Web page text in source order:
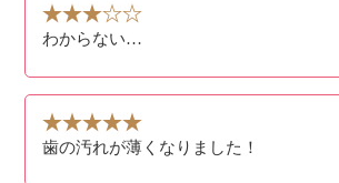
わからない…
歯の汚れが薄くなりました！